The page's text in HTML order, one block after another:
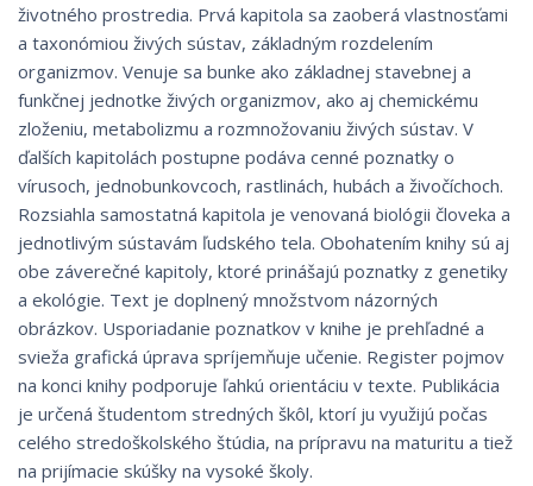
životného prostredia. Prvá kapitola sa zaoberá vlastnosťami
a taxonómiou živých sústav, základným rozdelením
organizmov. Venuje sa bunke ako základnej stavebnej a
funkčnej jednotke živých organizmov, ako aj chemickému
zloženiu, metabolizmu a rozmnožovaniu živých sústav. V
ďalších kapitolách postupne podáva cenné poznatky o
vírusoch, jednobunkovcoch, rastlinách, hubách a živočíchoch.
Rozsiahla samostatná kapitola je venovaná biológii človeka a
jednotlivým sústavám ľudského tela. Obohatením knihy sú aj
obe záverečné kapitoly, ktoré prinášajú poznatky z genetiky
a ekológie. Text je doplnený množstvom názorných
obrázkov. Usporiadanie poznatkov v knihe je prehľadné a
svieža grafická úprava spríjemňuje učenie. Register pojmov
na konci knihy podporuje ľahkú orientáciu v texte. Publikácia
je určená študentom stredných škôl, ktorí ju využijú počas
celého stredoškolského štúdia, na prípravu na maturitu a tiež
na prijímacie skúšky na vysoké školy.